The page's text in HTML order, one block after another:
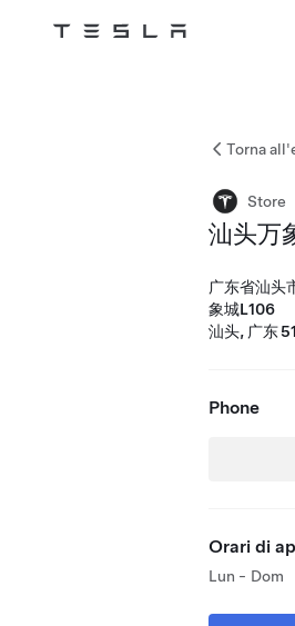
Tesla
Torna
Store
汕头万
广东省汕头
象城L106
汕头, 广东
Phone
Orari di
Lun - Dom